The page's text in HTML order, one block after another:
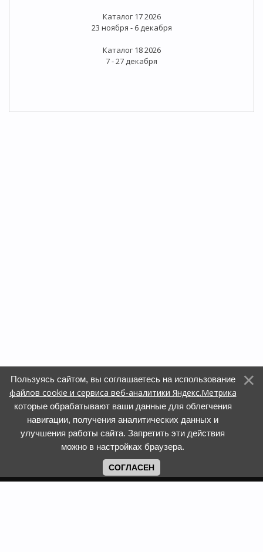
Каталог 17 2026
23 ноября - 6 декабря
Каталог 18 2026
7 - 27 декабря
Пользуясь сайтом, вы соглашаетесь на использование
файлов cookie и сервиса веб-аналитики Яндекс.Метрика
которые обрабатывают ваши данные для облегчения
навигации, получения аналитических данных и
улучшения работы сайта. Запретить эти действия
можно в настройках браузера.
СОГЛАСЕН